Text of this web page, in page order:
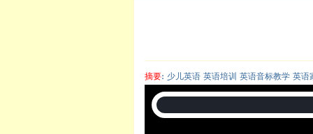
陈雷摘要: 少儿英语 英语培训 英语音标教学 英语